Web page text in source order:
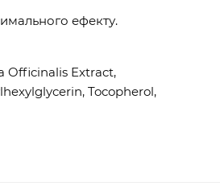
ефекту.
Officinalis Extract,
Tocopherol,